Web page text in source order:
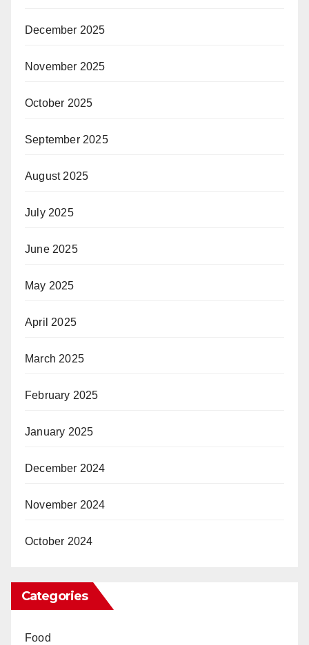
December 2025
November 2025
October 2025
September 2025
August 2025
July 2025
June 2025
May 2025
April 2025
March 2025
February 2025
January 2025
December 2024
November 2024
October 2024
Categories
Food